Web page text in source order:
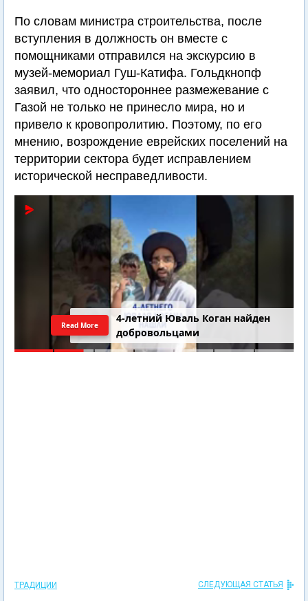
По словам министра строительства, после
вступления в должность он вместе с
помощниками отправился на экскурсию в
музей-мемориал Гуш-Катифа. Гольдкнопф
заявил, что одностороннее размежевание с
Газой не только не принесло мира, но и
привело к кровопролитию. Поэтому, по его
мнению, возрождение еврейских поселений на
территории сектора будет исправлением
исторической несправедливости.
4-летний Юваль Коган найден
добровольцами
Read More
ТРАДИЦИИ СЛЕДУЮЩАЯ СТАТЬЯ